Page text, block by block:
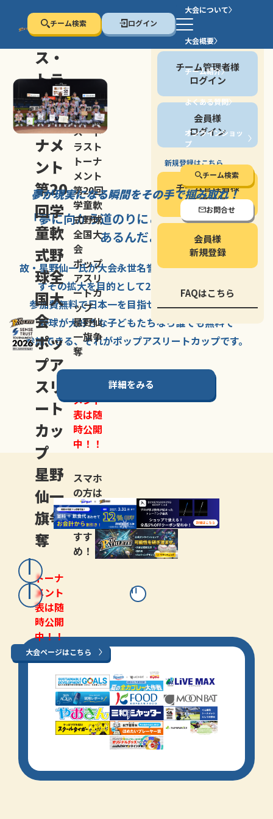
チーム検索 ログイン
大会について
大会概要
チーム紹介
よくある質問
オンラインショッ
プ
チーム検索
お問合せ
停止する
セン
ス・
トラ
スト
トー
ナメ
ント
第20
回学
童軟
式野
球全
国大
会
ポッ
プア
スリ
ート
カッ
プ
星野
仙一
旗争
奪
トーナ
メント
表は随
時公開
中！！
セン
ス・ト
ラスト
トーナ
メント
第20回
学童軟
式野球
全国大
会
ポップ
アスリ
ートカ
ップ
星野仙
一旗争
奪
メント
表は随
時公開
中！！
スマホ
の方は
LINE登
録がお
すす
め！
大会ページはこちら
会員の方
チーム管理者様
ログイン
会員様
ログイン
新規登録はこちら
チーム管理者様
新規登録
会員様
新規登録
FAQはこちら
夢が現実になる瞬間をその手で掴み取れ！
「夢に向かう道のりにこそ大きな意味が
あるんだよ」
故・星野仙一氏が大会永世名誉会長を務める、野球の
すその拡大を目的として2007年に
参加費無料で日本一を目指せる唯一の野球大会。
野球が大好きな子どもたちなら誰でも無料で
参加できる、それがポップアスリートカップです。
詳細をみる